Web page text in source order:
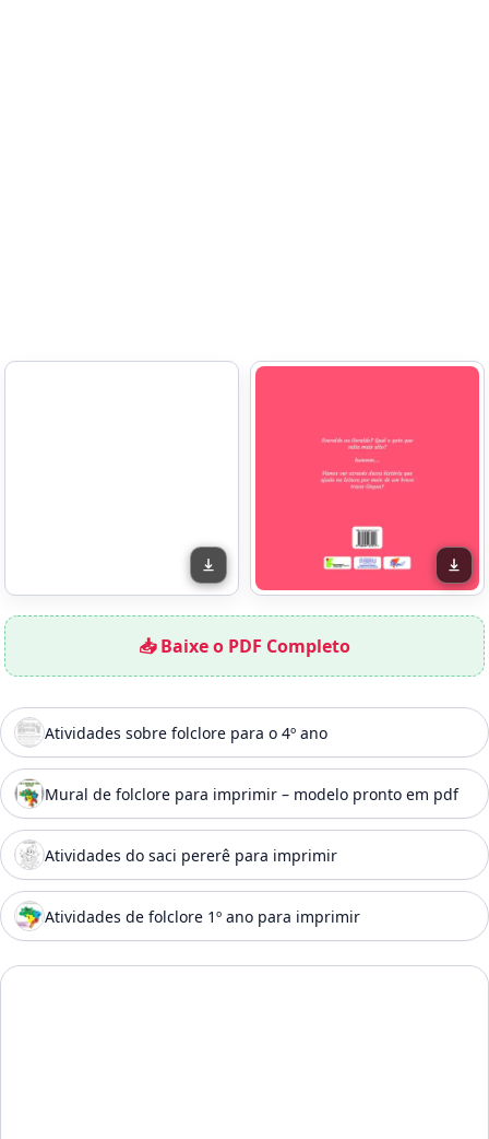
📥 Baixe o PDF Completo
Atividades sobre folclore para o 4º ano
Mural de folclore para imprimir – modelo pronto em pdf
Atividades do saci pererê para imprimir
Atividades de folclore 1º ano para imprimir